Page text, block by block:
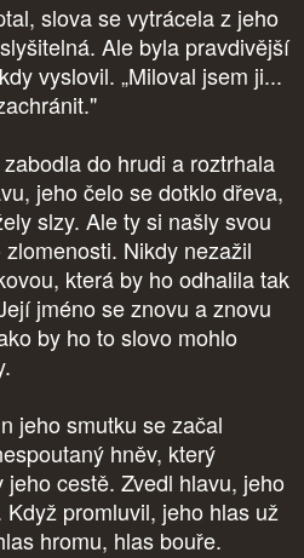
slova se vytrácela z jeho
Ale byla pravdivější
vyslovil. „Miloval jsem ji...
do hrudi a roztrhala
jeho čelo se dotklo dřeva,
slzy. Ale ty si našly svou
Nikdy nezažil
která by ho odhalila tak
jméno se znovu a znovu
by ho to slovo mohlo
jeho smutku se začal
hněv, který
cestě. Zvedl hlavu, jeho
promluvil, jeho hlas už
hromu, hlas bouře.